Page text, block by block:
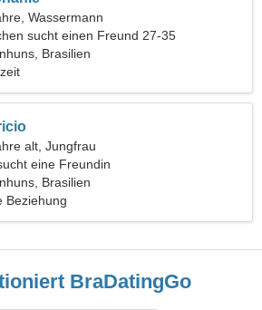
Wassermann
sucht einen Freund 27-35
Brasilien
alt, Jungfrau
eine Freundin
Brasilien
Beziehung
BraDatingGo